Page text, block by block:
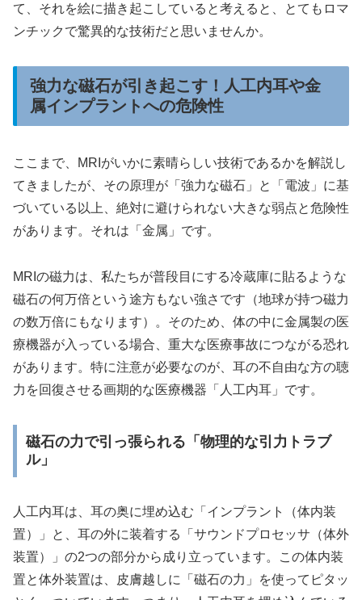
て、それを絵に描き起こしていると考えると、とてもロマ
ンチックで驚異的な技術だと思いませんか。
強力な磁石が引き起こす！人工内耳や金
属インプラントへの危険性
ここまで、MRIがいかに素晴らしい技術であるかを解説し
てきましたが、その原理が「強力な磁石」と「電波」に基
づいている以上、絶対に避けられない大きな弱点と危険性
があります。それは「金属」です。
MRIの磁力は、私たちが普段目にする冷蔵庫に貼るような
磁石の何万倍という途方もない強さです（地球が持つ磁力
の数万倍にもなります）。そのため、体の中に金属製の医
療機器が入っている場合、重大な医療事故につながる恐れ
があります。特に注意が必要なのが、耳の不自由な方の聴
力を回復させる画期的な医療機器「人工内耳」です。
磁石の力で引っ張られる「物理的な引力トラブ
ル」
人工内耳は、耳の奥に埋め込む「インプラント（体内装
置）」と、耳の外に装着する「サウンドプロセッサ（体外
装置）」の2つの部分から成り立っています。この体内装
置と体外装置は、皮膚越しに「磁石の力」を使ってピタッ